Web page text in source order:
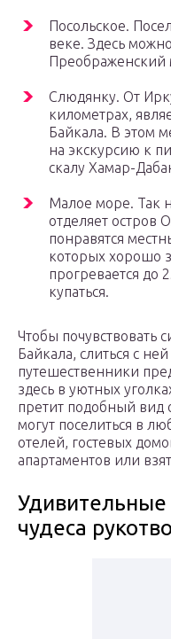
Посольское.
веке. Здесь
Преображенский
Слюдянку. От
километрах,
Байкала. В этом
на экскурсию к
скалу Хамар-
Малое море. Так
отделяет остров
понравятся
которых хорошо
прогревается до
купаться.
Чтобы почувствовать
Байкала, слиться с
путешественники
здесь в уютных
претит подобный вид
могут поселиться в
отелей, гостевых
апартаментов или
Удивительные
чудеса